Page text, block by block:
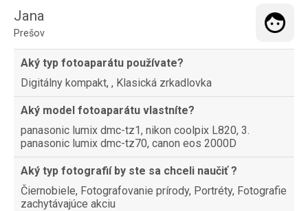
Jana
Prešov
Aký typ fotoaparátu používate?
Digitálny kompakt, , Klasická zrkadlovka
Aký model fotoaparátu vlastníte?
panasonic lumix dmc-tz1, nikon coolpix L820, 3.
panasonic lumix dmc-tz70, canon eos 2000D
Aký typ fotografií by ste sa chceli naučiť ?
Čiernobiele, Fotografovanie prírody, Portréty, Fotografie
zachytávajúce akciu